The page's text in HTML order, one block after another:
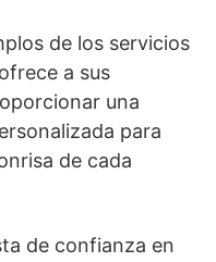
de los servicios
a sus
una
para
de cada
de confianza en